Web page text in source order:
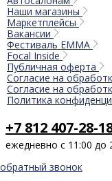
Наши магазины
Маркетплейсы
Вакансии
Фестиваль EMMA
Focal Inside
Публичная оферта
Согласие на
Согласие на
Политика
+7 812 407-28-
ежедневно с 11:00 до
обратный звонок